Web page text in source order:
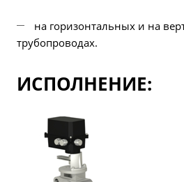
на горизонтальных и на
трубопроводах.
ИСПОЛНЕНИЕ: